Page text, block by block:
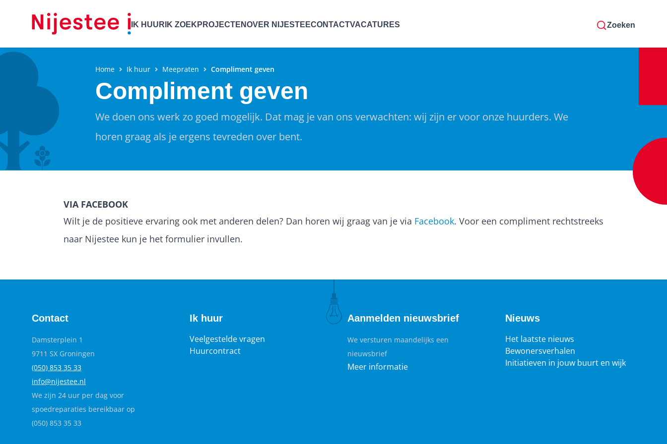
IK HUUR IK ZOEK PROJECTENOVER NIJESTEECONTACTVACATURES Zoeken
Home Ik huur Meepraten Compliment geven
Compliment geven
We doen ons werk zo goed mogelijk. Dat mag je van ons verwachten: wij zijn er voor onze huurders. We
horen graag als je ergens tevreden over bent.
VIA FACEBOOK
Wilt je de positieve ervaring ook met anderen delen? Dan horen wij graag van je via Facebook. Voor een compliment rechtstreeks
naar Nijestee kun je het formulier invullen.
Contact
Damsterplein 1
9711 SX Groningen
(050) 853 35 33
info@nijestee.nl
We zijn 24 uur per dag voor
spoedreparaties bereikbaar op
(050) 853 35 33
Ik huur
Veelgestelde vragen
Huurcontract
Aanmelden nieuwsbrief
We versturen maandelijks een
nieuwsbrief
Meer informatie
Nieuws
Het laatste nieuws
Bewonersverhalen
Initiatieven in jouw buurt en wijk